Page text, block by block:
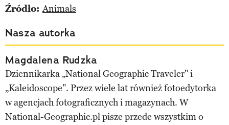
Źródło:Animals
Nasza autorka
Magdalena Rudzka
Dziennikarka „National Geographic Traveler" i
„Kaleidoscope". Przez wiele lat również fotoedytorka
w agencjach fotograficznych i magazynach. W
National-Geographic.pl pisze przede wszystkim o